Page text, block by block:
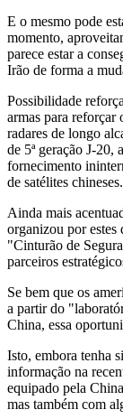
E o mesmo pode
momento,
parece estar a
Irão de forma a
Possibilidade
armas para reforçar
radares de longo
de 5ª geração J-20,
fornecimento
de satélites chineses.
Ainda mais
organizou por estes
"Cinturão de
parceiros
Se bem que os
a partir do
China, essa
Isto, embora tenha
informação na
equipado pela
mas também com